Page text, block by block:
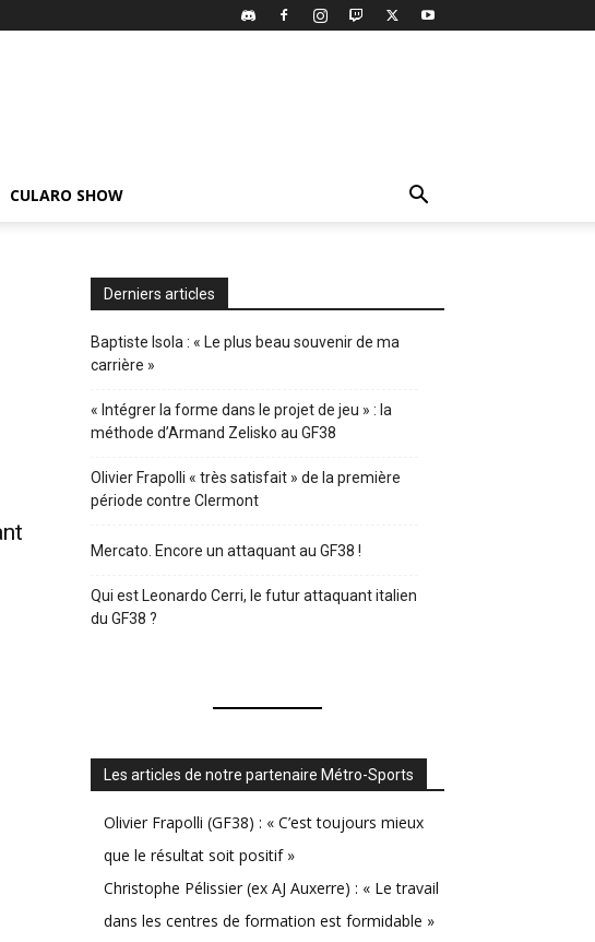
CULARO SHOW
Derniers articles
Baptiste Isola : « Le plus beau souvenir de ma
carrière »
« Intégrer la forme dans le projet de jeu » : la
méthode d’Armand Zelisko au GF38
Olivier Frapolli « très satisfait » de la première
période contre Clermont
Mercato. Encore un attaquant au GF38 !
Qui est Leonardo Cerri, le futur attaquant italien
du GF38 ?
Les articles de notre partenaire Métro-Sports
Olivier Frapolli (GF38) : « C’est toujours mieux
que le résultat soit positif »
Christophe Pélissier (ex AJ Auxerre) : « Le travail
dans les centres de formation est formidable »